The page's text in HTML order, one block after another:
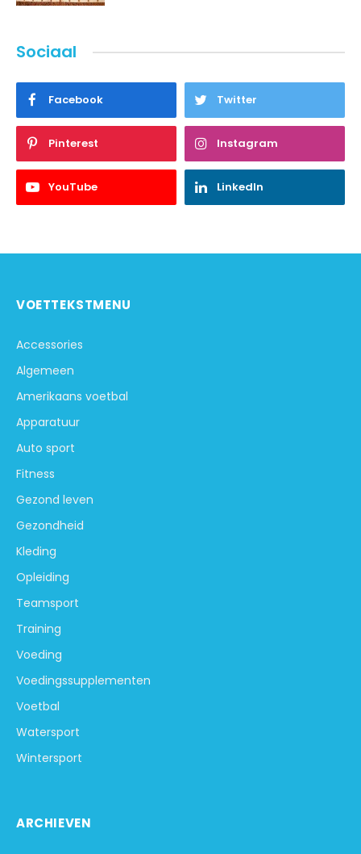
Sociaal
Facebook Twitter
Pinterest Instagram
YouTube LinkedIn
VOETTEKSTMENU
Accessories
Algemeen
Amerikaans voetbal
Apparatuur
Auto sport
Fitness
Gezond leven
Gezondheid
Kleding
Opleiding
Teamsport
Training
Voeding
Voedingssupplementen
Voetbal
Watersport
Wintersport
ARCHIEVEN